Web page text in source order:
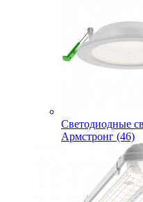
Cветодиодные
Армстронг (46)